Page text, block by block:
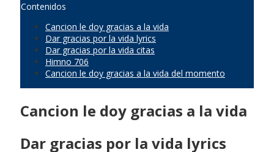
Contenidos
Cancion le doy gracias a la vida
Dar gracias por la vida lyrics
Dar gracias por la vida citas
Himno 706
Cancion le doy gracias a la vida del momento
Cancion le doy gracias a la vida
Dar gracias por la vida lyrics